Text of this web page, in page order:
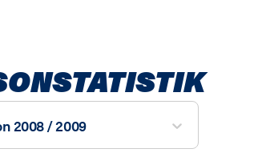
2008 / 2009